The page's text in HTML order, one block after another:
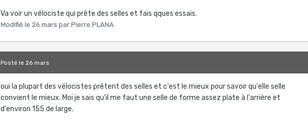
Va voir un vélociste qui prête des selles et fais qques essais.
Modifié le 26 mars par Pierre PLANA
Postéle 26 mars
oui la plupart des vélocistes prêtent des selles et c'est le mieux pour savoir qu'elle selle
convient le mieux. Moi je sais qu'il me faut une selle de forme assez plate à l'arrière et
d'environ 155 de large.